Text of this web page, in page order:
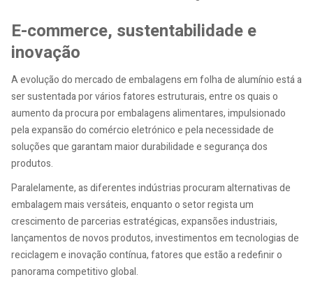
E-commerce, sustentabilidade e
inovação
A evolução do mercado de embalagens em folha de alumínio está a
ser sustentada por vários fatores estruturais, entre os quais o
aumento da procura por embalagens alimentares, impulsionado
pela expansão do comércio eletrónico e pela necessidade de
soluções que garantam maior durabilidade e segurança dos
produtos.
Paralelamente, as diferentes indústrias procuram alternativas de
embalagem mais versáteis, enquanto o setor regista um
crescimento de parcerias estratégicas, expansões industriais,
lançamentos de novos produtos, investimentos em tecnologias de
reciclagem e inovação contínua, fatores que estão a redefinir o
panorama competitivo global.